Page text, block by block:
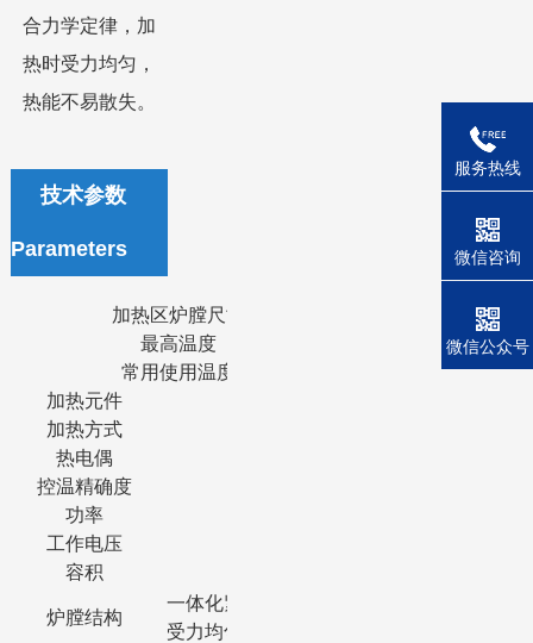
合力学定律，加
热时受力均匀，
热能不易散失。
技术参数
Parameters
加热区炉膛尺寸
最高温度
常用使用温度
加热元件
加热方式
热电偶
控温精确度
功率
工作电压
容积
炉膛结构
一体化紧凑设计，台阶式拼接结构，符合
受力均匀，热能不易散失。
服务热线
微信咨询
微信公众号